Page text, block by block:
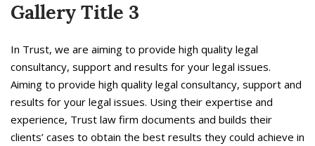
Gallery Title 3
In Trust, we are aiming to provide high quality legal
consultancy, support and results for your legal issues.
Aiming to provide high quality legal consultancy, support and
results for your legal issues. Using their expertise and
experience, Trust law firm documents and builds their
clients’ cases to obtain the best results they could achieve in